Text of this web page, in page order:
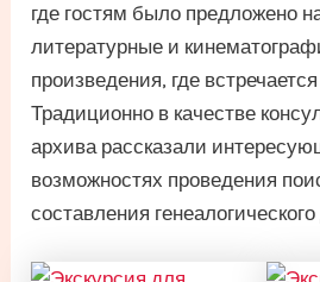
где гостям было предложено
литературные и
произведения, где
Традиционно в качестве
архива рассказали
возможностях проведения
составления